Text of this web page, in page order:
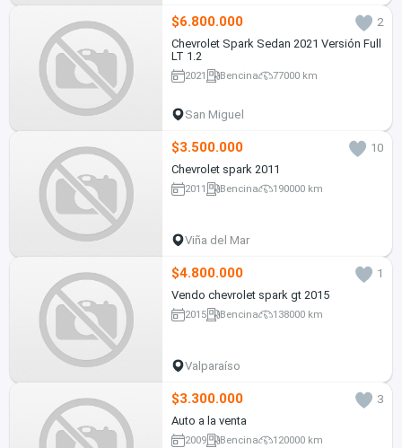
$6.800.000
2
Chevrolet Spark Sedan 2021 Versión Full
LT 1.2
2021 Bencina 77000 km
San Miguel
$3.500.000
10
Chevrolet spark 2011
2011 Bencina 190000 km
Viña del Mar
$4.800.000
1
Vendo chevrolet spark gt 2015
2015 Bencina 138000 km
Valparaíso
$3.300.000
3
Auto a la venta
2009 Bencina 120000 km